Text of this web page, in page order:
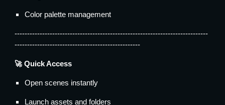
Color palette management
-----------------------------------------------------------------------------
--------------------------------------------------
🚀 Quick Access
Open scenes instantly
Launch assets and folders